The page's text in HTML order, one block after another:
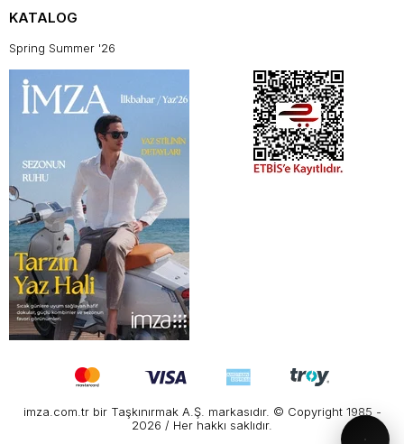
KATALOG
Spring Summer '26
imza.com.tr bir Taşkınırmak A.Ş. markasıdır. © Copyright 1985 -
2026 / Her hakkı saklıdır.